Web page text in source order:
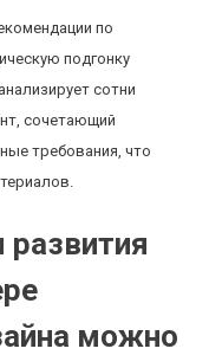
по
подгонку
сотни
сочетающий
требования, что
развития
можно